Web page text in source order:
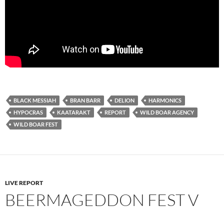
BLACK MESSIAH BRAN BARR DELION
HARMONICS
HYPOCRAS
KAATARAKT REPORT
WILD BOAR AGENCY
WILD BOAR FEST
LIVE REPORT
BEERMAGEDDON FEST V